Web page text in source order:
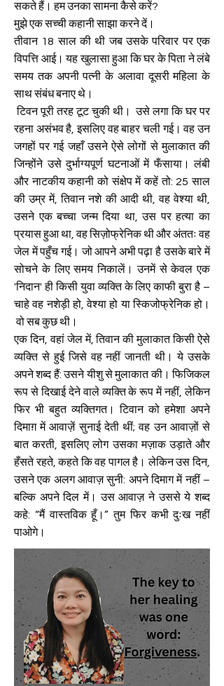
सकते हैं। हम उनका सामना कैसे करें?
मुझे एक सच्ची कहानी साझा करने दें।
तीवान 18 साल की थी जब उसके परिवार पर एक
विपत्ति आई। यह खुलासा हुआ कि घर के पिता ने लंबे
समय तक अपनी पत्नी के अलावा दूसरी महिला के
साथ संबंध बनाए थे।
टिवन पूरी तरह टूट चुकी थी। उसे लगा कि घर पर
रहना असंभव है, इसलिए वह बाहर चली गई। वह उन
जगहों पर गई जहाँ उसने ऐसे लोगों से मुलाकात की
जिन्होंने उसे दुर्भाग्यपूर्ण घटनाओं में फँसाया। लंबी
और नाटकीय कहानी को संक्षेप में कहें तो: 25 साल
की उम्र में, तिवान नशे की आदी थी, वह वेश्या थी,
उसने एक बच्चा जन्म दिया था, उस पर हत्या का
प्रयास हुआ था, वह सिज़ोफ्रेनिक थी और अंततः वह
जेल में पहुँच गई। जो आपने अभी पढ़ा है उसके बारे में
सोचने के लिए समय निकालें। उनमें से केवल एक
'निदान' ही किसी युवा व्यक्ति के लिए काफी बुरा है –
चाहे वह नशेड़ी हो, वेश्या हो या स्किजोफ्रेनिक हो।
वो सब कुछ थी।
एक दिन, वहां जेल में, तिवान की मुलाकात किसी ऐसे
व्यक्ति से हुई जिसे वह नहीं जानती थी। ये उसके
अपने शब्द हैं: उसने यीशु से मुलाकात की। फिजिकल
रूप से दिखाई देने वाले व्यक्ति के रूप में नहीं, लेकिन
फिर भी बहुत व्यक्तिगत। टिवान को हमेशा अपने
दिमाग़ में आवाज़ें सुनाई देती थीं; वह उन आवाज़ों से
बात करती, इसलिए लोग उसका मज़ाक उड़ाते और
हँसते रहते, कहते कि वह पागल है। लेकिन उस दिन,
उसने एक अलग आवाज़ सुनी: अपने दिमाग में नहीं –
बल्कि अपने दिल में। उस आवाज़ ने उससे ये शब्द
कहे: “मैं वास्तविक हूँ।” तुम फिर कभी दुःख नहीं
पाओगे।